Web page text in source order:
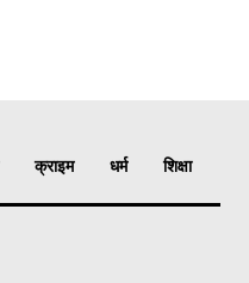
क्राइम धर्म शिक्षा